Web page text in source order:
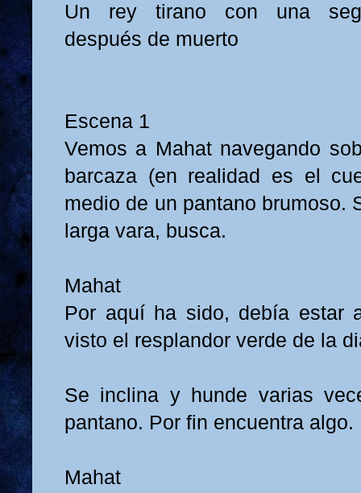
Un rey tirano con una
después de muerto
Escena 1
Vemos a Mahat navegando
barcaza (en realidad es el
medio de un pantano brumoso.
larga vara, busca.
Mahat
Por aquí ha sido, debía estar
visto el resplandor verde de la
Se inclina y hunde varias
pantano. Por fin encuentra algo.
Mahat